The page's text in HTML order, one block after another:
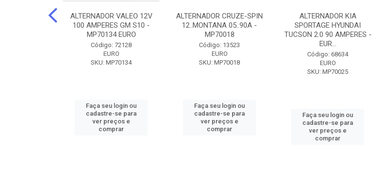
ALTERNADOR VALEO 12V
100 AMPERES GM S10 -
MP70134 EURO
Código: 72128
EURO
SKU: MP70134
Faça seu login ou
cadastre-se para
ver preços e
comprar
ALTERNADOR CRUZE-SPIN
12..MONTANA 05..90A -
MP70018
Código: 13523
EURO
SKU: MP70018
Faça seu login ou
cadastre-se para
ver preços e
comprar
ALTERNADOR KIA
SPORTAGE HYUNDAI
TUCSON 2.0 90 AMPERES -
EUR...
Código: 68634
EURO
SKU: MP70025
Faça seu login ou
cadastre-se para
ver preços e
comprar